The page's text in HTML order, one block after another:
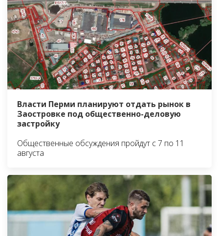
Власти Перми планируют отдать рынок в
Заостровке под общественно-деловую
застройку
Общественные обсуждения пройдут с 7 по 11
августа